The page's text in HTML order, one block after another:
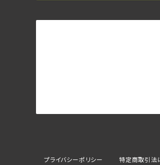
プライバシーポリシー 特定商取引法